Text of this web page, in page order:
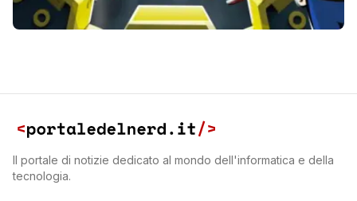
Il portale di notizie dedicato al mondo dell'informatica e della
tecnologia.